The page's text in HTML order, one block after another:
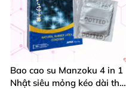
Bao cao su Manzoku 4 in 1
Nhật siêu mỏng kéo dài thời